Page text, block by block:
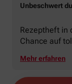
Unbeschwert
Rezeptheft in
Chance auf
Mehr erfahren